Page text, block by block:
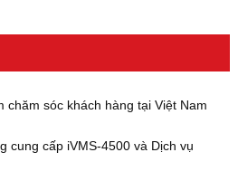
giam-
h4
chăm sóc khách hàng tại Việt Nam
cung cấp iVMS-4500 và Dịch vụ